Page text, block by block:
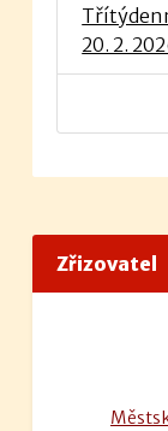
20. 2.
Zřizovatel